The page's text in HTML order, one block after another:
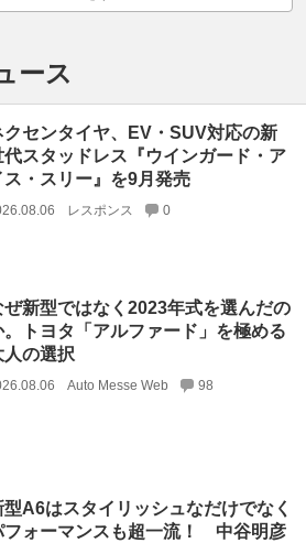
ース
クセンタイヤ、EV・SUV対応の新
代スタッドレス『ウインガード・ア
ス・スリー』を9月発売
レスポンス 0
ぜ新型ではなく2023年式を選んだの
。トヨタ「アルファード」を極める
人の選択
Auto Messe Web 98
型A6はスタイリッシュなだけでなく
フォーマンスも超一流！ 中谷明彦